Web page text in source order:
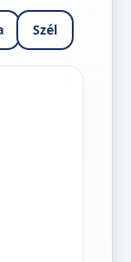
Szél